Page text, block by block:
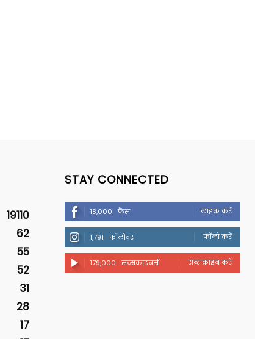
19110
62
55
52
31
28
17
STAY CONNECTED
18,000 फैंस लाइक करें
1,791 फॉलोवर फॉलो करें
179,000 सब्सक्राइबर्स सब्सक्राइब करें